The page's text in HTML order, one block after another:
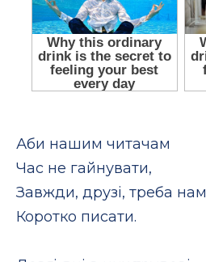
Аби нашим читачам
Час не гайнувати,
Завжди, друзі, треба нам
Коротко писати.